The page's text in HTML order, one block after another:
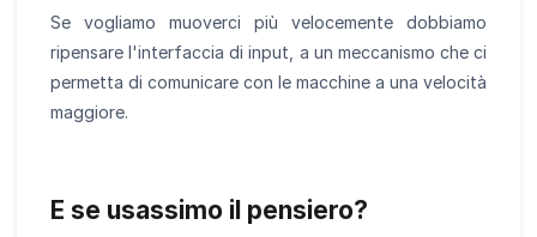
Se vogliamo muoverci più velocemente dobbiamo
ripensare l'interfaccia di input, a un meccanismo che ci
permetta di comunicare con le macchine a una velocità
maggiore.
E se usassimo il pensiero?